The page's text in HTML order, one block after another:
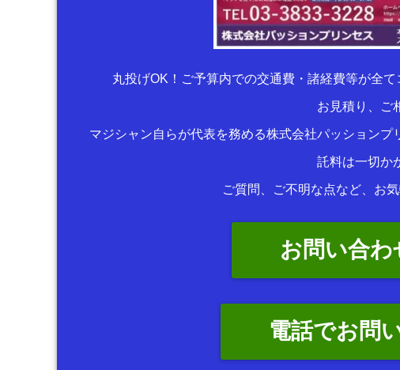
丸投げOK！ご予算内での交通費・諸経費等が全
お見積り、ご
マジシャン自らが代表を務める株式会社パッション
託料は一切か
ご質問、ご不明な点など、お
お問い合
電話でお問